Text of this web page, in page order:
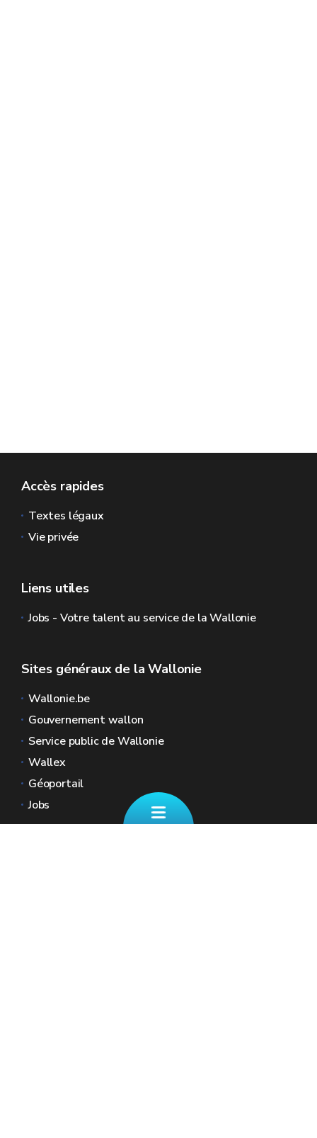
Accès rapides
Textes légaux
Vie privée
Liens utiles
Jobs - Votre talent au service de la Wallonie
Sites généraux de la Wallonie
Wallonie.be
Gouvernement wallon
Service public de Wallonie
Wallex
Géoportail
Jobs